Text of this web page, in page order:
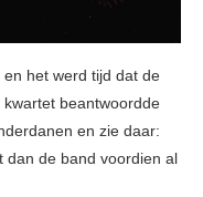
het werd tijd dat de
beantwoordde
en zie daar:
dan de band voordien al